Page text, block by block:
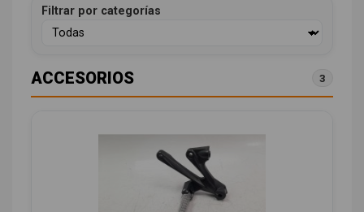
Filtrar por categorías
ACCESORIOS 3